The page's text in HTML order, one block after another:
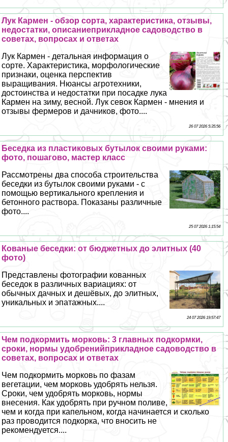
Лук Кармен - обзор сорта, хаpaктеристика, отзывы,
недостатки, описаниеприкладное садоводство в
советах, вопросах и ответах
Лук Кармен - детальная информация о
сорте. Хаpaктеристика, морфологические
признаки, оценка перспектив
выращивания. Нюансы агротехники,
достоинства и недостатки при посадке лука
Кармен на зиму, весной. Лук севок Кармен - мнения и
отзывы фермеров и дачников, фото....
26 07 2026 5:35:56
Беседка из пластиковых бутылок своими руками:
фото, пошагово, мастер класс
Рассмотрены два способа строительства
беседки из бутылок своими руками - с
помощью вертикального крепления и
бетонного раствора. Показаны различные
фото....
25 07 2026 1:15:54
Кованые беседки: от бюджетных до элитных (40
фото)
Представлены фотографии кованных
беседок в различных вариациях: от
обычных дачных и дешёвых, до элитных,
уникальных и эпатажных....
24 07 2026 19:57:47
Чем подкормить морковь: 3 главных подкормки,
сроки, нормы удобренийприкладное садоводство в
советах, вопросах и ответах
Чем подкормить морковь по фазам
вегетации, чем морковь удобрять нельзя.
Сроки, чем удобрять морковь, нормы
внесения. Как удобрять при ручном поливе,
чем и когда при капельном, когда начинается и сколько
раз проводится подкорка, что вносить не
рекомендуется....